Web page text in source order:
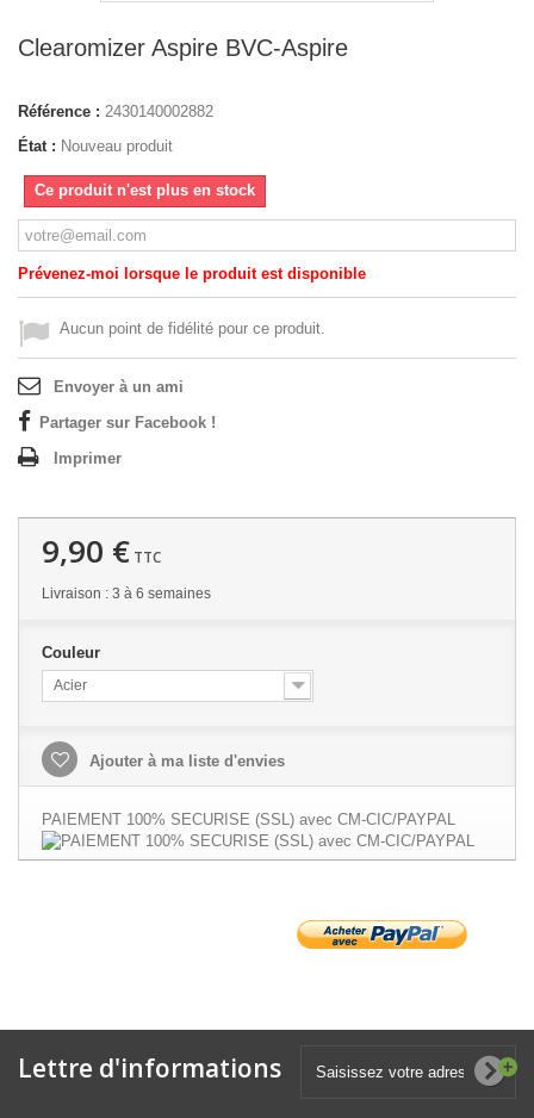
Clearomizer Aspire BVC-Aspire
Référence : 2430140002882
État : Nouveau produit
Ce produit n'est plus en stock
Prévenez-moi lorsque le produit est disponible
Aucun point de fidélité pour ce produit.
Envoyer à un ami
Partager sur Facebook !
Imprimer
9,90 € TTC
Livraison : 3 à 6 semaines
Couleur
Acier
Ajouter à ma liste d'envies
PAIEMENT 100% SECURISE (SSL) avec CM-CIC/PAYPAL
Lettre d'informations